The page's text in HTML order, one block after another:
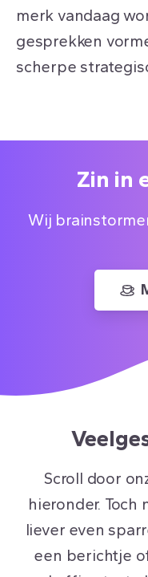
merk vandaag
gesprekken
scherpe
Zin in
Wij
Scroll door
hieronder.
liever even
een berichtje